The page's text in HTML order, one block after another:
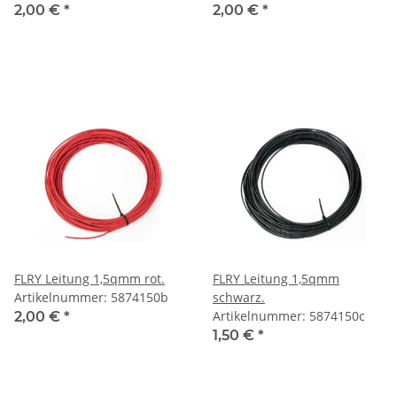
2,00 € *
2,00 € *
FLRY Leitung 1,5qmm rot.
Artikelnummer: 5874150b
2,00 € *
FLRY Leitung 1,5qmm
schwarz.
Artikelnummer: 5874150c
1,50 € *